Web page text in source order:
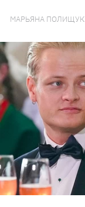
МАРЬЯНА ПОЛИЩУК